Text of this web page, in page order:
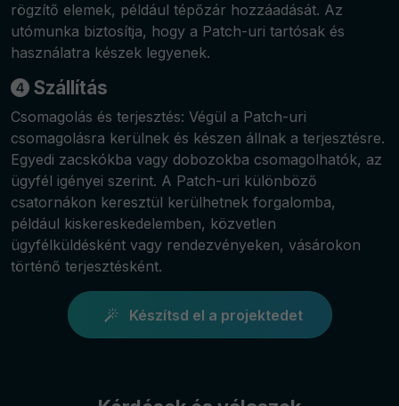
rögzítő elemek, például tépőzár hozzáadását. Az
utómunka biztosítja, hogy a Patch-uri tartósak és
használatra készek legyenek.
Szállítás
Csomagolás és terjesztés: Végül a Patch-uri
csomagolásra kerülnek és készen állnak a terjesztésre.
Egyedi zacskókba vagy dobozokba csomagolhatók, az
ügyfél igényei szerint. A Patch-uri különböző
csatornákon keresztül kerülhetnek forgalomba,
például kiskereskedelemben, közvetlen
ügyfélküldésként vagy rendezvényeken, vásárokon
történő terjesztésként.
Készítsd el a projektedet